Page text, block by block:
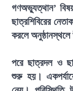
গণঅভ্যুত্থান’
ছাত্রশিবিরের
করলে
পরে ছাত্রদল ও
শুরু হয়।